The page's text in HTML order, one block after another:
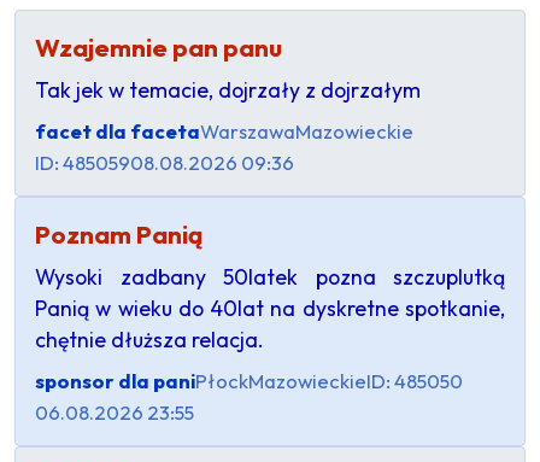
Wzajemnie pan panu
Tak jek w temacie, dojrzały z dojrzałym
facet dla facetaWarszawaMazowieckie
ID: 48505908.08.2026 09:36
Poznam Panią
Wysoki zadbany 50latek pozna szczuplutką
Panią w wieku do 40lat na dyskretne spotkanie,
chętnie dłuższa relacja.
sponsor dla paniPłockMazowieckieID: 485050
06.08.2026 23:55